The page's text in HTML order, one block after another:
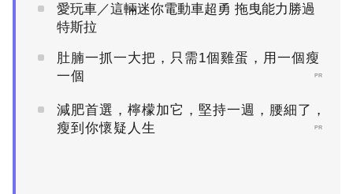
愛玩車／這輛迷你電動車超勇 拖曳能力勝過
特斯拉
肚腩一抓一大把，只需1個雞蛋，用一個瘦
一個
PR
減肥首選，檸檬加它，堅持一週，腰細了，
瘦到你懷疑人生
PR